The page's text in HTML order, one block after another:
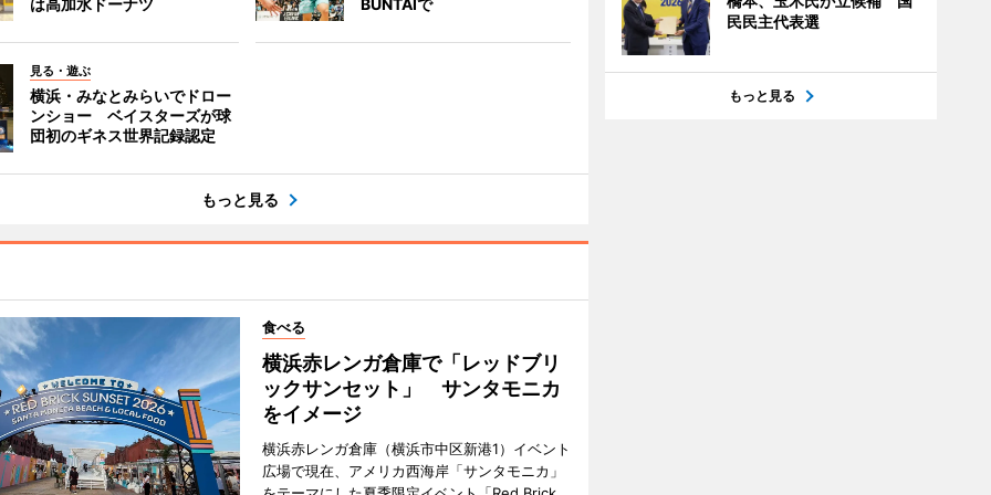
見る・遊ぶ
横浜・みなとみらいでドロー
ンショー ベイスターズが球
団初のギネス世界記録認定
もっと見る
食べる
横浜赤レンガ倉庫で「レッドブリ
ックサンセット」 サンタモニカ
をイメージ
横浜赤レンガ倉庫（横浜市中区新港1）イベント
広場で現在、アメリカ西海岸「サンタモニカ」
民民主代表選
もっと見る